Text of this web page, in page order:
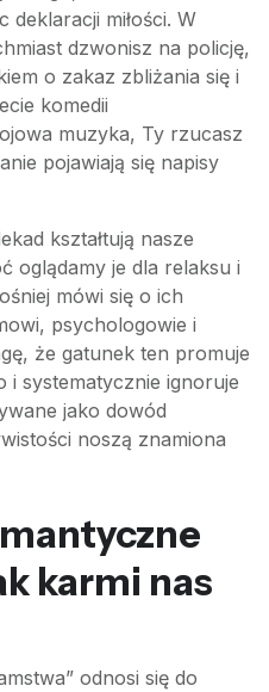
deklaracji miłości. W
dzwonisz na policję,
o zakaz zbliżania się i
komedii
muzyka, Ty rzucasz
pojawiają się napisy
kształtują nasze
oglądamy je dla relaksu i
mówi się o ich
psychologowie i
że gatunek ten promuje
i systematycznie ignoruje
jako dowód
noszą znamiona
karmi nas
odnosi się do